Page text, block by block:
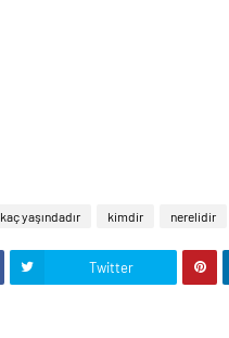
kaç yaşındadır kimdir nerelidir
Twitter